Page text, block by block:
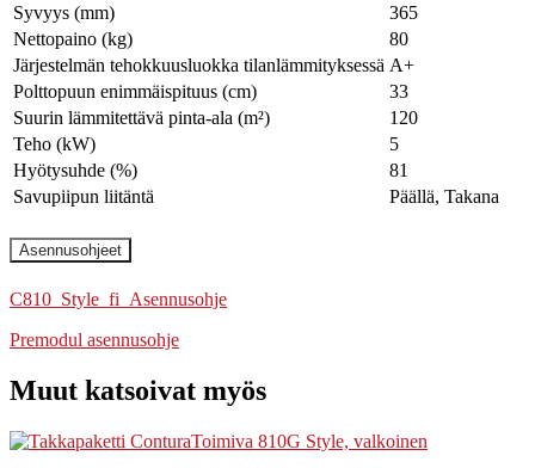
Syvyys (mm)
365
Nettopaino (kg)
80
Järjestelmän tehokkuusluokka tilanlämmityksessä A+
Polttopuun enimmäispituus (cm)
33
Suurin lämmitettävä pinta-ala (m²)
120
Teho (kW)
5
Hyötysuhde (%)
81
Savupiipun liitäntä
Päällä, Takana
Asennusohjeet
C810_Style_fi_Asennusohje
Premodul asennusohje
Muut katsoivat myös